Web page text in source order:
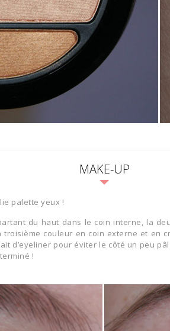
MAKE-UP
palette yeux !
du haut dans le coin interne, la
troisième couleur en coin externe et en
d’eyeliner pour éviter le côté un peu
!